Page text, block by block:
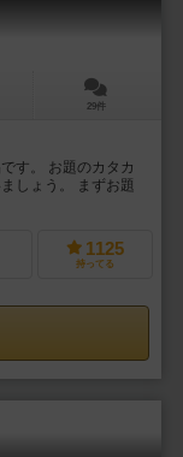
29件
す。 お題のカタカ
しょう。 まずお題
1125
持ってる